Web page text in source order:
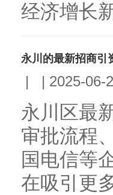
经济增长
永川的最新招商引
| | 2025-06-
永川区最
审批流程
国电信等
在吸引更